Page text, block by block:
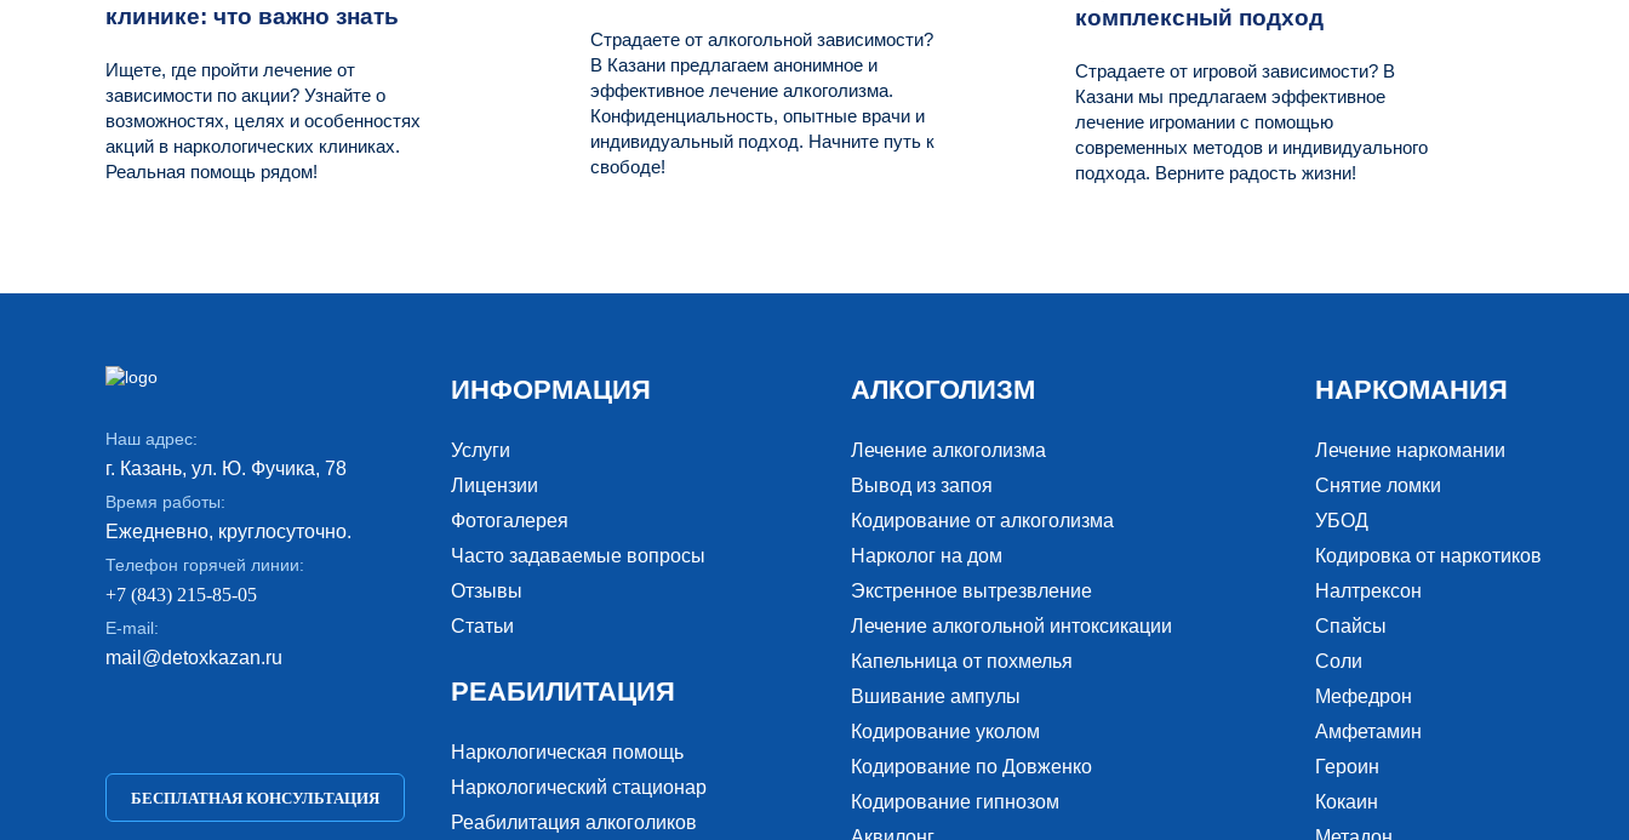
клинике: что важно знать
Ищете, где пройти лечение от
зависимости по акции? Узнайте о
возможностях, целях и особенностях
акций в наркологических клиниках.
Реальная помощь рядом!
Страдаете от алкогольной зависимости?
В Казани предлагаем анонимное и
эффективное лечение алкоголизма.
Конфиденциальность, опытные врачи и
индивидуальный подход. Начните путь к
свободе!
комплексный подход
Страдаете от игровой зависимости? В
Казани мы предлагаем эффективное
лечение игромании с помощью
современных методов и индивидуального
подхода. Верните радость жизни!
Наш адрес:
г. Казань, ул. Ю. Фучика, 78
Время работы:
Ежедневно, круглосуточно.
Телефон горячей линии:
+7 (843) 215-85-05
E-mail:
mail@detoxkazan.ru
БЕСПЛАТНАЯ КОНСУЛЬТАЦИЯ
ИНФОРМАЦИЯ
Услуги
Лицензии
Фотогалерея
Часто задаваемые вопросы
Отзывы
Статьи
РЕАБИЛИТАЦИЯ
Наркологическая помощь
Наркологический стационар
Реабилитация алкоголиков
АЛКОГОЛИЗМ
Лечение алкоголизма
Вывод из запоя
Кодирование от алкоголизма
Нарколог на дом
Экстренное вытрезвление
Лечение алкогольной интоксикации
Капельница от похмелья
Вшивание ампулы
Кодирование уколом
Кодирование по Довженко
Кодирование гипнозом
НАРКОМАНИЯ
Лечение наркомании
Снятие ломки
УБОД
Кодировка от наркотиков
Налтрексон
Спайсы
Соли
Мефедрон
Амфетамин
Героин
Кокаин